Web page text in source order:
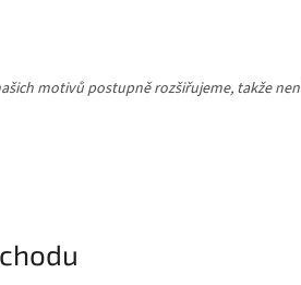
motivů postupně rozšiřujeme, takže